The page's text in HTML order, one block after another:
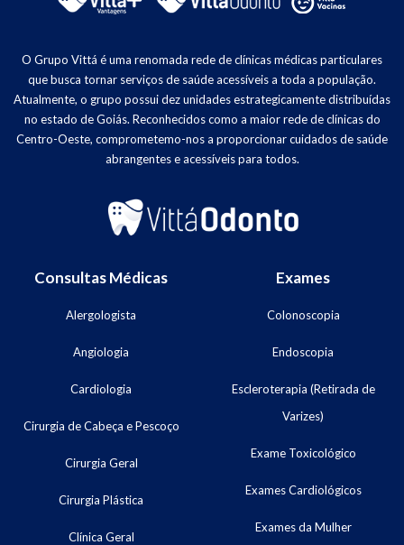
O Grupo Vittá é uma renomada rede de clínicas médicas particulares
que busca tornar serviços de saúde acessíveis a toda a população.
Atualmente, o grupo possui dez unidades estrategicamente distribuídas
no estado de Goiás. Reconhecidos como a maior rede de clínicas do
Centro-Oeste, comprometemo-nos a proporcionar cuidados de saúde
abrangentes e acessíveis para todos.
Consultas Médicas
Alergologista
Angiologia
Cardiologia
Cirurgia de Cabeça e Pescoço
Cirurgia Geral
Cirurgia Plástica
Clínica Geral
Exames
Colonoscopia
Endoscopia
Escleroterapia (Retirada de
Varizes)
Exame Toxicológico
Exames Cardiológicos
Exames da Mulher